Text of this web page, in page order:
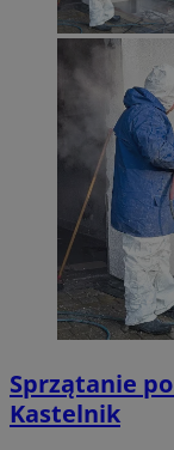
Sprzątanie
Kastelnik